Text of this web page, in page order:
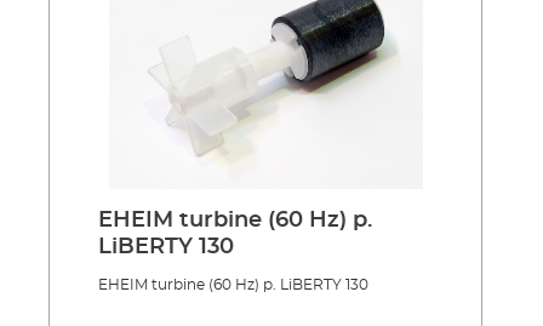
EHEIM turbine (60 Hz) p.
LiBERTY 130
EHEIM turbine (60 Hz) p. LiBERTY 130